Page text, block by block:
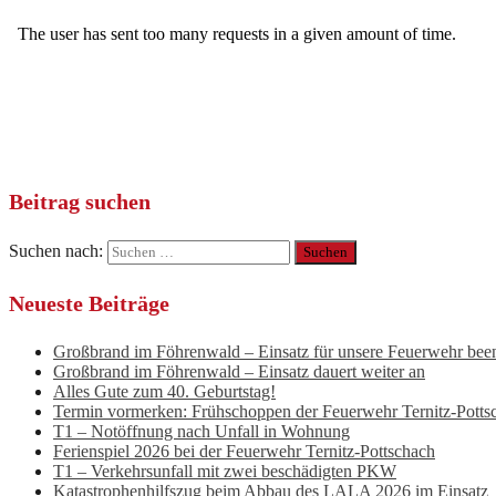
Beitrag suchen
Suchen nach:
Neueste Beiträge
Großbrand im Föhrenwald – Einsatz für unsere Feuerwehr
Großbrand im Föhrenwald – Einsatz dauert weiter an
Alles Gute zum 40. Geburtstag!
Termin vormerken: Frühschoppen der Feuerwehr Ternitz-
T1 – Notöffnung nach Unfall in Wohnung
Ferienspiel 2026 bei der Feuerwehr Ternitz-Pottschach
T1 – Verkehrsunfall mit zwei beschädigten PKW
Katastrophenhilfszug beim Abbau des LALA 2026 im Einsatz